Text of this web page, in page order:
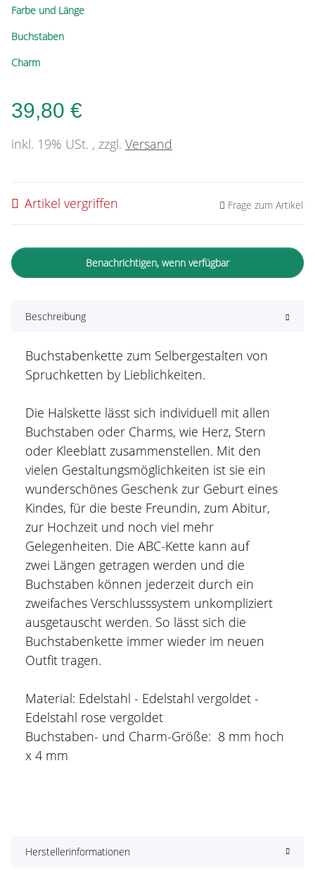
Farbe und Länge
Buchstaben
Charm
39,80 €
inkl. 19% USt. , zzgl. Versand
Artikel vergriffen Frage zum Artikel
Benachrichtigen, wenn verfügbar
Beschreibung
Buchstabenkette zum Selbergestalten von
Spruchketten by Lieblichkeiten.
Die Halskette lässt sich individuell mit allen
Buchstaben oder Charms, wie Herz, Stern
oder Kleeblatt zusammenstellen. Mit den
vielen Gestaltungsmöglichkeiten ist sie ein
wunderschönes Geschenk zur Geburt eines
Kindes, für die beste Freundin, zum Abitur,
zur Hochzeit und noch viel mehr
Gelegenheiten. Die ABC-Kette kann auf
zwei Längen getragen werden und die
Buchstaben können jederzeit durch ein
zweifaches Verschlusssystem unkompliziert
ausgetauscht werden. So lässt sich die
Buchstabenkette immer wieder im neuen
Outfit tragen.
Material: Edelstahl - Edelstahl vergoldet -
Edelstahl rose vergoldet
Buchstaben- und Charm-Größe: 8 mm hoch
x 4 mm
Herstellerinformationen